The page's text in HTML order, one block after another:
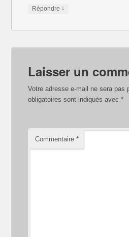
Répondre ↓
Laisser un
Votre adresse e-mail ne sera pas
obligatoires sont indiqués avec*
Commentaire*